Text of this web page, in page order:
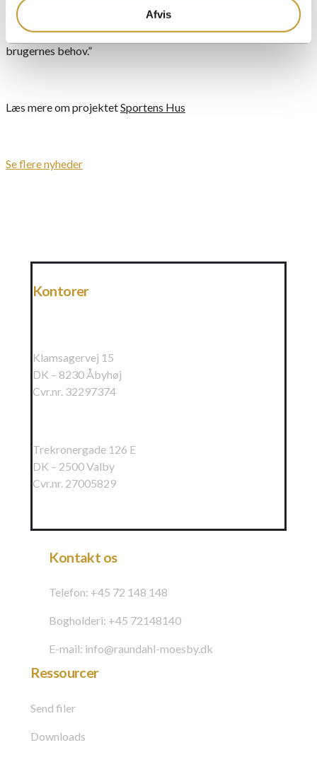
Afvis
vigtigt, at vi renoverer og genbruger, hvor det er muligt,
Samtidig glæder jeg mig også over, at projektet imødekommer
brugernes behov.”
Læs mere om projektetSportens Hus
Se flere nyheder
Kontorer
Klamsagervej 15
DK – 8230 Åbyhøj
Cvr.nr. 32297374
Trekronergade 126 E
DK – 2500 Valby
Cvr.nr. 27005829
Kontakt os
Telefon: +45 72 148 148
Bogholderi: +45 72148140
E-mail: info@raundahl-moesby.dk
Ressourcer
Send filer
Downloads